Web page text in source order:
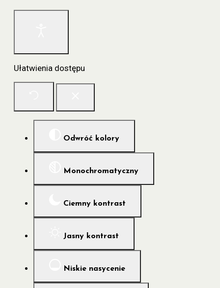
Ułatwienia dostępu
Odwróć kolory
Monochromatyczny
Ciemny kontrast
Jasny kontrast
Niskie nasycenie